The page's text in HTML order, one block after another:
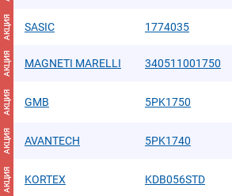
АКЦИЯ
SASIC 1774035
АКЦИЯ MAGNETI MARELLI 340511001750
АКЦИЯ GMB 5PK1750
АКЦИЯ AVANTECH 5PK1740
АКЦИЯ KORTEX KDB056STD